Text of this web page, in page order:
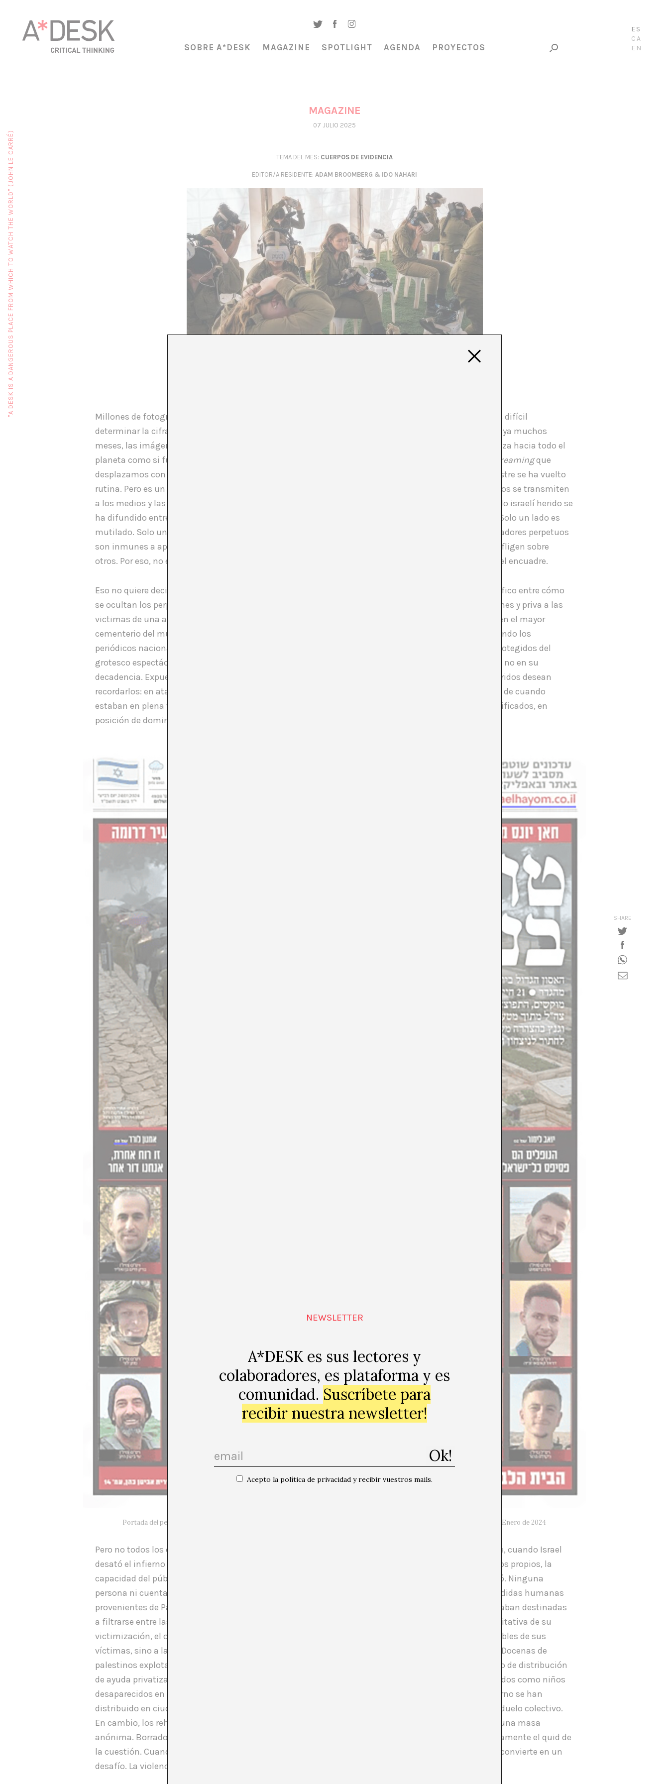
ES
CA
EN
SOBRE A*DESK MAGAZINE SPOTLIGHT AGENDA PROYECTOS
MAGAZINE
07 JULIO 2025
TEMA DEL MES: CUERPOS DE EVIDENCIA
EDITOR/A RESIDENTE: ADAM BROOMBERG & IDO NAHARI
Millones de fotografías se producen en una estrecha franja de tierra de pocos kilómetros de ancho. Es difícil
determinar la cifra exacta de imágenes. Tal vez sean decenas de millones. Quizás cientos. Desde hace ya muchos
meses, las imágenes siguen fluyendo sin pausa desde la guerra en Oriente Medio y el genocidio en Gaza hacia todo el
planeta como si fuese algo habitual. De hecho, se convierten en otro paquete más de imágenes en
streamingque
desplazamos con el dedo sin mirar. Cuando algo se convierte en rutinario, pierde su urgencia. El desastre se ha vuelto
rutina. Pero es un desastre partidista. Porque mientras las imágenes de cuerpos palestinos destrozados se transmiten
a los medios y las redes sociales con una facilidad cadavérica, ni una sola imagen visual de un soldado israelí herido se
ha difundido entre las masas. El daño siempre se muestra en un lado. Solo un lado puede ser herido. Solo un lado es
mutilado. Solo uno se compone de cuerpos entre escombros y extremidades desgarradas. Los perpetradores perpetuos
son inmunes a apariencias que revelen su propio daño. Son resistentes a las mismas acciones que infligen sobre
otros. Por eso, no es de extrañar que algunas vidas valgan más cuando su muerte permanece fuera del encuadre.
Eso no quiere decir que los soldados no pierdan la vida. Lo que queda claro es que el contraste fotográfico entre cómo
se ocultan los perpetradores heridos y cómo se resaltan sus víctimas, consolida aún más sus posiciones y priva a las
victimas de una agencia significativa. Dos meses después de que Israel comenzara a convertir Gaza en el mayor
cementerio del mundo, veintiún soldados de sus fuerzas invasoras murieron en una emboscada. Cuando los
periódicos nacionales presentaron la pérdida en sus portadas, los soldados aparecían dignificados. Protegidos del
grotesco espectáculo de sus cadáveres, los caídos en combate se mostraban al público en su apogeo, no en su
decadencia. Expuestos incluso en la muerte como vivos, los soldados se representaron como sus queridos desean
recordarlos: en ataúdes cerrados cubiertos con la bandera azul y blanca, acompañados de fotografías de cuando
estaban en plena vitalidad, en lugar de presentar evidencias de sus últimos momentos. Cuerpos santificados, en
posición de dominio asegurada.
Portada del periódico Israel Today representando a los soldados muertos como vivos. El título dice: Lo mejor de nosotros. Enero de 2024
Pero no todos los cuerpos mutilados merecen audiencia. Cuando los números empezaron a inclinarse, cuando Israel
desató el infierno en la Tierra y generó una cantidad inmensa de cadáveres que superaba con creces los propios, la
capacidad del público para asimilar tales imágenes colapsó y la economía de la atención se desplomó. Ninguna
persona ni cuenta en redes sociales podía procesar y comprender las interminables multitudes de pérdidas humanas
provenientes de Palestina. Pero, dada la enorme cantidad de atrocidades documentadas, algunas estaban destinadas
a filtrarse entre las grietas algorítmicas. Mientras un lado está compuesto por una comprensión cualitativa de su
victimización, el otro se vuelve cuantitativo. Reducido no a las individualidades separadas y distinguibles de sus
víctimas, sino a la pura magnitud de sus cifras. Cientos de miles sin hogar. Millones de desplazados. Docenas de
palestinos explotaron en un hospital la semana pasada, decenas más fueron asesinados en un centro de distribución
de ayuda privatizado y convertido en campo de tiro. Los rehenes israelíes son reconocidos y mencionados como niños
desaparecidos en un cartón de leche. Carteles con sus rostros y nombres exigiendo su inmediato retorno se han
distribuido en ciudades de todo el mundo, transitando del ámbito digital al físico; insertándose en el duelo colectivo.
En cambio, los rehenes y detenidos palestinos permanecen sin nombre. Eternamente sin rostro; solo una masa
anónima. Borrados del registro visual y, por tanto, también del político. El sesgo fotográfico es precisamente el quid de
la cuestión. Cuando a alguien se le borra como individuo y se le niega su imagen, llorar su pérdida se convierte en un
desafío. La violencia masiva y el genocidio deshumanizan tanto a los muertos como a los vivos.
SHARE
NEWSLETTER
A*DESK es sus lectores y
colaboradores, es plataforma y es
comunidad. Suscríbete para
recibir nuestra newsletter!
Acepto la política de privacidad y recibir vuestros mails.
"A DESK IS A DANGEROUS PLACE FROM WHICH TO WATCH THE WORLD" (JOHN LE CARRÉ)